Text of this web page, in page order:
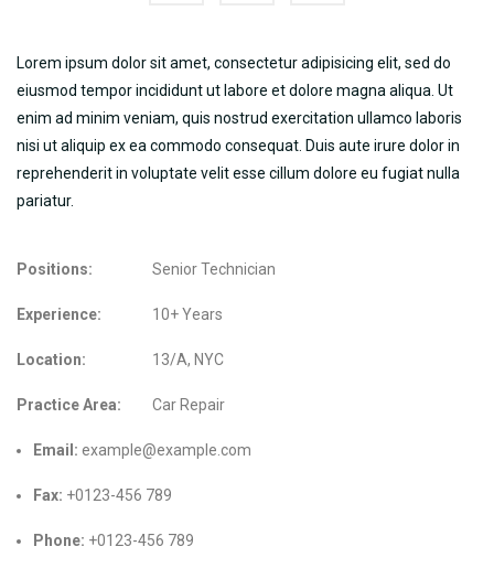
Lorem ipsum dolor sit amet, consectetur adipisicing elit, sed do
eiusmod tempor incididunt ut labore et dolore magna aliqua. Ut
enim ad minim veniam, quis nostrud exercitation ullamco laboris
nisi ut aliquip ex ea commodo consequat. Duis aute irure dolor in
reprehenderit in voluptate velit esse cillum dolore eu fugiat nulla
pariatur.
Positions: Senior Technician
Experience: 10+ Years
Location: 13/A, NYC
Practice Area: Car Repair
Email: example@example.com
Fax: +0123-456 789
Phone: +0123-456 789